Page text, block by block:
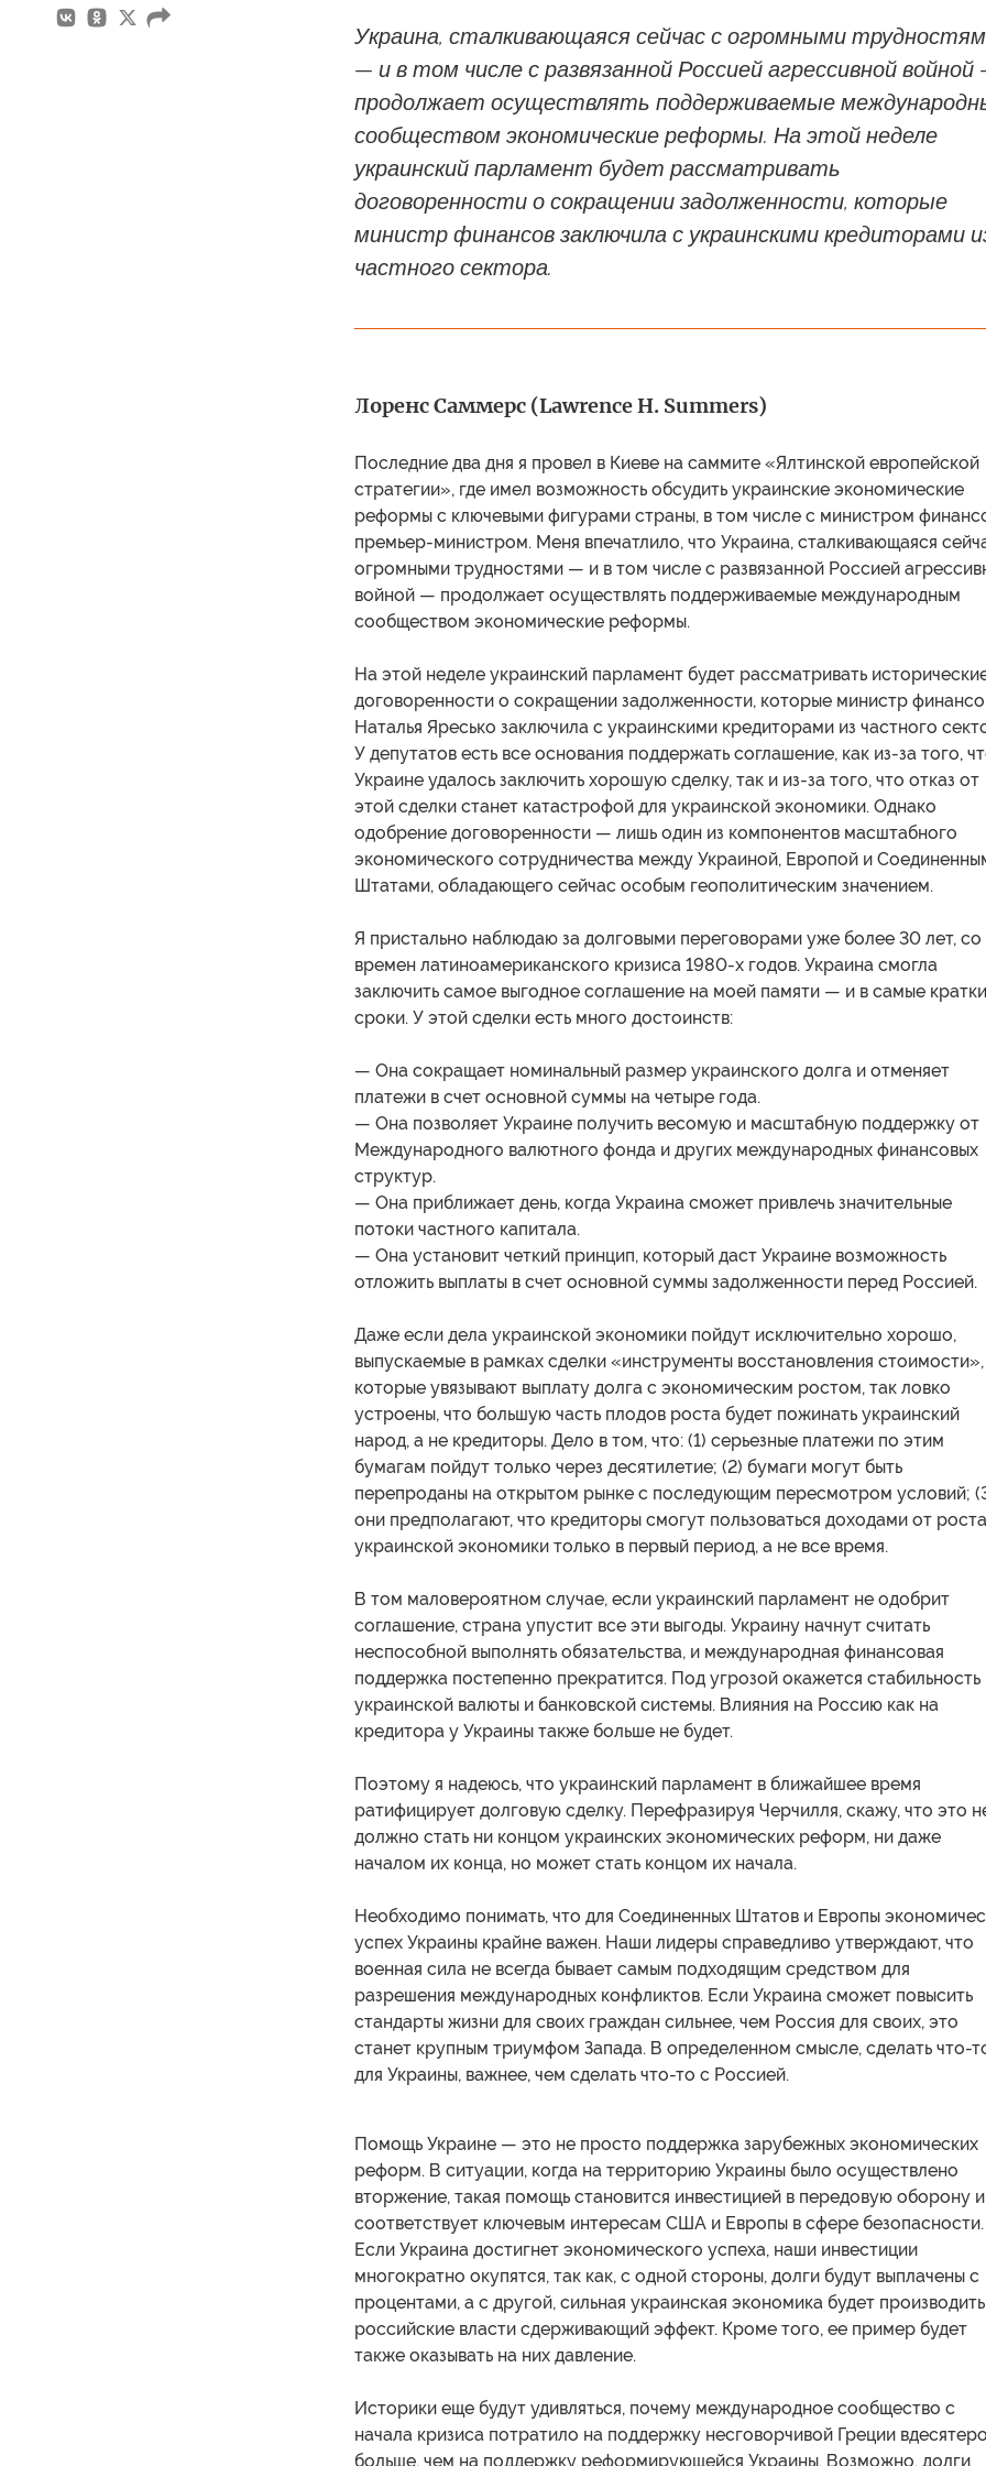
Украина, сталкивающаяся сейчас с огромными
— и в том числе с развязанной Россией агрессивной войной
продолжает осуществлять поддерживаемые
сообществом экономические реформы. На этой неделе
украинский парламент будет рассматривать
договоренности о сокращении задолженности, которые
министр финансов заключила с украинскими кредиторами
частного сектора.
Лоренс Саммерс (Lawrence H. Summers)
Последние два дня я провел в Киеве на саммите «Ялтинской европейской
стратегии», где имел возможность обсудить украинские экономические
реформы с ключевыми фигурами страны, в том числе с министром
премьер-министром. Меня впечатлило, что Украина, сталкивающаяся
огромными трудностями — и в том числе с развязанной Россией
войной — продолжает осуществлять поддерживаемые международным
сообществом экономические реформы.
На этой неделе украинский парламент будет рассматривать
договоренности о сокращении задолженности, которые министр
Наталья Яресько заключила с украинскими кредиторами из частного
У депутатов есть все основания поддержать соглашение, как из-за того,
Украине удалось заключить хорошую сделку, так и из-за того, что отказ от
этой сделки станет катастрофой для украинской экономики. Однако
одобрение договоренности — лишь один из компонентов масштабного
экономического сотрудничества между Украиной, Европой и
Штатами, обладающего сейчас особым геополитическим значением.
Я пристально наблюдаю за долговыми переговорами уже более 30 лет, со
времен латиноамериканского кризиса 1980-х годов. Украина смогла
заключить самое выгодное соглашение на моей памяти — и в самые
сроки. У этой сделки есть много достоинств:
— Она сокращает номинальный размер украинского долга и отменяет
платежи в счет основной суммы на четыре года.
— Она позволяет Украине получить весомую и масштабную поддержку от
Международного валютного фонда и других международных финансовых
структур.
— Она приближает день, когда Украина сможет привлечь значительные
потоки частного капитала.
— Она установит четкий принцип, который даст Украине возможность
отложить выплаты в счет основной суммы задолженности перед Россией.
Даже если дела украинской экономики пойдут исключительно хорошо,
выпускаемые в рамках сделки «инструменты восстановления стоимости»,
которые увязывают выплату долга с экономическим ростом, так ловко
устроены, что большую часть плодов роста будет пожинать украинский
народ, а не кредиторы. Дело в том, что: (1) серьезные платежи по этим
бумагам пойдут только через десятилетие; (2) бумаги могут быть
перепроданы на открытом рынке с последующим пересмотром условий;
они предполагают, что кредиторы смогут пользоваться доходами от роста
украинской экономики только в первый период, а не все время.
В том маловероятном случае, если украинский парламент не одобрит
соглашение, страна упустит все эти выгоды. Украину начнут считать
неспособной выполнять обязательства, и международная финансовая
поддержка постепенно прекратится. Под угрозой окажется стабильность
украинской валюты и банковской системы. Влияния на Россию как на
кредитора у Украины также больше не будет.
Поэтому я надеюсь, что украинский парламент в ближайшее время
ратифицирует долговую сделку. Перефразируя Черчилля, скажу, что это
должно стать ни концом украинских экономических реформ, ни даже
началом их конца, но может стать концом их начала.
Необходимо понимать, что для Соединенных Штатов и Европы
успех Украины крайне важен. Наши лидеры справедливо утверждают, что
военная сила не всегда бывает самым подходящим средством для
разрешения международных конфликтов. Если Украина сможет повысить
стандарты жизни для своих граждан сильнее, чем Россия для своих, это
станет крупным триумфом Запада. В определенном смысле, сделать что-
для Украины, важнее, чем сделать что-то с Россией.
Помощь Украине — это не просто поддержка зарубежных экономических
реформ. В ситуации, когда на территорию Украины было осуществлено
вторжение, такая помощь становится инвестицией в передовую оборону и
соответствует ключевым интересам США и Европы в сфере безопасности.
Если Украина достигнет экономического успеха, наши инвестиции
многократно окупятся, так как, с одной стороны, долги будут выплачены с
процентами, а с другой, сильная украинская экономика будет
российские власти сдерживающий эффект. Кроме того, ее пример будет
также оказывать на них давление.
Историки еще будут удивляться, почему международное сообщество с
начала кризиса потратило на поддержку несговорчивой Греции
больше, чем на поддержку реформирующейся Украины. Возможно, долги